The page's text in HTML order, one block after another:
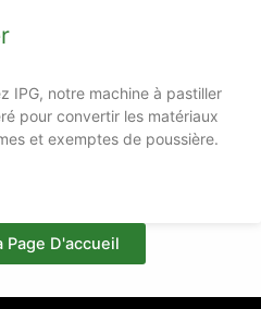
IPG, notre machine à pastiller
pour convertir les matériaux
et exemptes de poussière.
Page D'accueil